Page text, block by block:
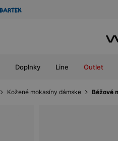
Doplnky Line Outlet
Kožené mokasíny dámske Béžové